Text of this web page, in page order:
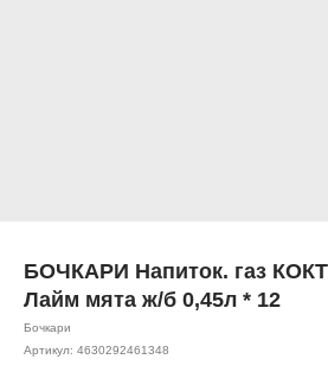
БОЧКАРИ Напиток. газ
Лайм мята ж/б 0,45л * 12
Бочкари
Артикул: 4630292461348